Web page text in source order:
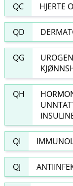
QC HJERTE
QD
QG
QH
QI
QJ